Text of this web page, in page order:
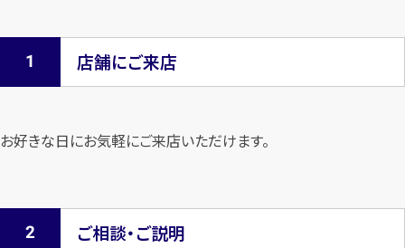
店舗にご来店
お好きな日にお気軽にご来店いただけます。
ご相談・ご説明